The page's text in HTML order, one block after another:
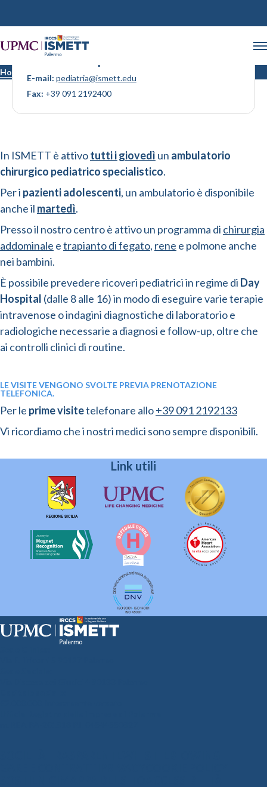
Home
Ambulatorio pediatria
E-mail: pediatria@ismett.edu
Fax: +39 091 2192400
In ISMETT è attivotutti i giovedì un ambulatorio
chirurgico pediatrico specialistico.
Per i pazienti adolescenti, un ambulatorio è disponibile
anche il martedì.
Presso il nostro centro è attivo un programma di chirurgia
addominale etrapianto di fegato, rene e polmone anche
nei bambini.
È possibile prevedere ricoveri pediatrici in regime di Day
Hospital (dalle 8 alle 16) in modo di eseguire varie terapie
intravenose o indagini diagnostiche di laboratorio e
radiologiche necessarie a diagnosi e follow-up, oltre che
ai controlli clinici di routine.
LE VISITE VENGONO SVOLTE PREVIA PRENOTAZIONE
TELEFONICA.
Per le prime visitetelefonare allo+39 091 2192133
Vi ricordiamo che i nostri medici sono sempre disponibili.
Link utili